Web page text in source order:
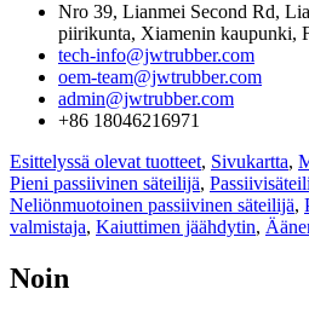
Nro 39, Lianmei Second Rd,
piirikunta, Xiamenin kaupunki,
tech-info@jwtrubber.com
oem-team@jwtrubber.com
admin@jwtrubber.com
+86 18046216971
Esittelyssä olevat tuotteet, Sivukartta,
Pieni passiivinen säteilijä,
Neliönmuotoinen passiivinen säteilijä,
valmistaja, Kaiuttimen jäähdytin,
Noin